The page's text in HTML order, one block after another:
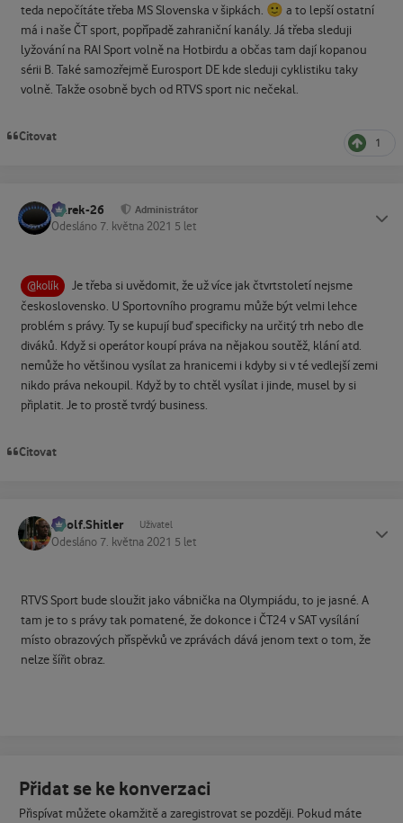
teda nepočítáte třeba MS Slovenska v šipkách. 🙂 a to lepší ostatní
má i naše ČT sport, popřípadě zahraniční kanály. Já třeba sleduji
lyžování na RAI Sport volně na Hotbirdu a občas tam dají kopanou
sérii B. Také samozřejmě Eurosport DE kde sleduji cyklistiku taky
volně. Takže osobně bych od RTVS sport nic nečekal.
Citovat 1
Marek-26 Administrátor
Odesláno 7. května 2021 5 let
@kolík
Je třeba si uvědomit, že už více jak čtvrtstoletí nejsme
československo. U Sportovního programu může být velmi lehce
problém s právy. Ty se kupují buď specificky na určitý trh nebo dle
diváků. Když si operátor koupí práva na nějakou soutěž, klání atd.
nemůže ho většinou vysílat za hranicemi i kdyby si v té vedlejší zemi
nikdo práva nekoupil. Když by to chtěl vysílat i jinde, musel by si
připlatit. Je to prostě tvrdý business.
Citovat
Adolf.Shitler Uživatel
Odesláno 7. května 2021 5 let
RTVS Sport bude sloužit jako vábnička na Olympiádu, to je jasné. A
tam je to s právy tak pomatené, že dokonce i ČT24 v SAT vysílání
místo obrazových příspěvků ve zprávách dává jenom text o tom, že
nelze šířit obraz.
Přidat se ke konverzaci
Přispívat můžete okamžitě a zaregistrovat se později. Pokud máte